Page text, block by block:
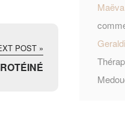
POST »
Maëva